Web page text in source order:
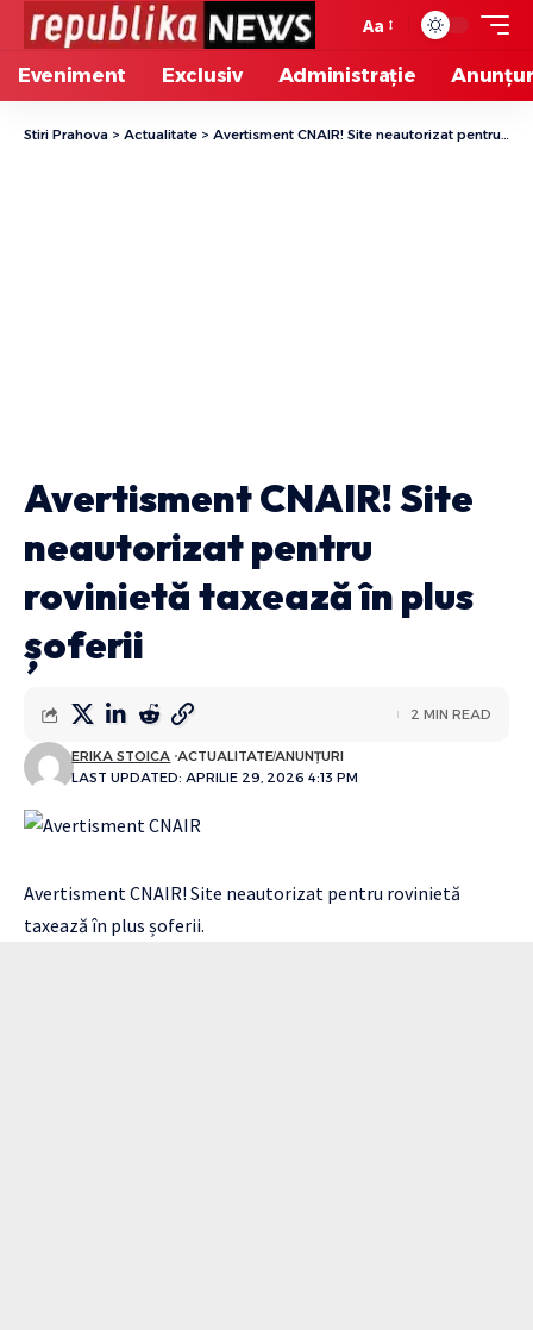
Aa
Eveniment Exclusiv Administrație
Stiri Prahova > Actualitate > Avertisment CNAIR! Site neautorizat pentru rovinietă taxează în plus șoferii
Avertisment CNAIR! Site
neautorizat pentru
rovinietă taxează în plus
șoferii
LAST UPDATED: APRILIE 29, 2026 4:13 PM
ERIKA STOICA ACTUALITATEANUNȚURI
2 MIN READ
Avertisment CNAIR! Site neautorizat pentru rovinietă
taxează în plus șoferii.